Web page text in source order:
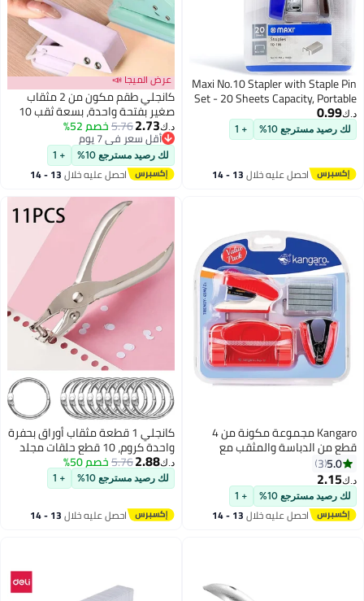
Maxi No.10 Stapler with Staple Pin
Set - 20 Sheets Capacity, Portable
Metal Manual Stapler (Black)
د.ك‏0.99
لك رصيد مسترجع 10% + 1
احصل عليه خلال 13 - 14
عرض الميجا 📣
كانجلي طقم مكون من 2 مثقاب
صغير بفتحة واحدة، بسعة ثقب 10
أوراق، مثقاب صغير محمول للورق
والكرتون وورق البطاقات والمشاريع
الفنية (وردي وأرجواني)
د.ك‏2.73
5.76خصم 52%
أقل سعر في 7 يوم
أقل سعر في 7 يوم
لك رصيد مسترجع 10% + 1
احصل عليه خلال 13 - 14
Kangaro مجموعة مكونة من 4
قطع من الدباسة والمثقب مع
الملحقات بألوان متنوعة
5.0
3
د.ك‏2.15
لك رصيد مسترجع 10% + 1
احصل عليه خلال 13 - 14
كانجلي 1 قطعة مثقاب أوراق بحفرة
واحدة كروم، 10 قطع حلقات مجلد
أوراق سائبة 20 مم
د.ك‏2.88
5.76خصم 50%
لك رصيد مسترجع 10% + 1
احصل عليه خلال 13 - 14